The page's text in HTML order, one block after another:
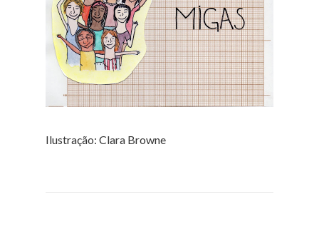
Ilustração: Clara Browne